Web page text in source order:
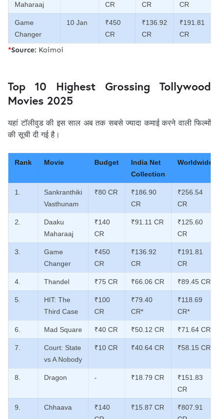
Maharaaj
CR
CR
CR
Game
Changer
10 Jan
₹450
CR
₹136.92
CR
₹191.81
CR
*Source: Koimoi
Top 10 Highest Grossing Tollywood
Movies 2025
यहां टॉलीवुड की इस साल अब तक सबसे ज्यादा कमाई करने वाली फिल्मों
की सूची दी गई है।
Rank Movie Budget
India Net
Collection
Worldwide
1.
Sankranthiki
Vasthunam
₹80 CR
₹186.90
CR
₹256.54
CR
2.
Daaku
Maharaaj
₹140
CR
₹91.11 CR
₹125.60
CR
3.
Game
Changer
₹450
CR
₹136.92
CR
₹191.81
CR
4. Thandel ₹75 CR ₹66.06 CR ₹89.45 CR
5.
HIT: The
Third Case
₹100
CR
₹79.40
CR*
₹118.69
CR*
6. Mad Square ₹40 CR ₹50.12 CR ₹71.64 CR
7.
Court: State
vs A Nobody
₹10 CR ₹40.64 CR ₹58.15 CR
8. Dragon - ₹18.79 CR
₹151.83
CR
9. Chhaava
₹140
₹15.87 CR
₹807.91